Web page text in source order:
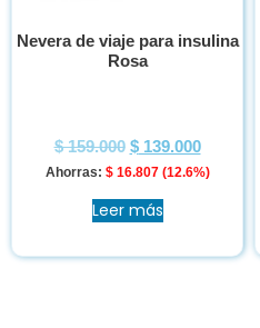
Nevera de viaje para insulina
Rosa
$159.000 $139.000
Ahorras: $16.807 (12.6%)
Leer más